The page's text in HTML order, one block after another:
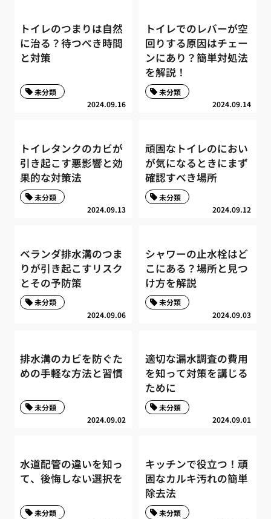
トイレのつまりは自然
に治る？待つべき時間
と対策
2024.09.16
未分類
トイレでのレバーが空
回りする原因はチェー
ンにあり？簡単対処法
を解説！
2024.09.14
未分類
トイレタンクのカビが
引き起こす悪影響と効
果的な対策法
2024.09.13
未分類
頑固なトイレのにおい
が気になるときにまず
確認すべき場所
2024.09.12
未分類
ベランダ排水溝のつま
りが引き起こすリスク
とその予防策
2024.09.06
未分類
シャワーの止水栓はど
こにある？場所と見つ
け方を解説
2024.09.03
未分類
排水溝のカビを防ぐた
めの手軽な方法と習慣
2024.09.02
未分類
適切な漏水調査の費用
を知って対策を講じる
ために
2024.09.01
未分類
水道配管の違いを知っ
て、後悔しない選択を
未分類
キッチンで役立つ！頑
固なカルキ汚れの簡単
除去法
未分類